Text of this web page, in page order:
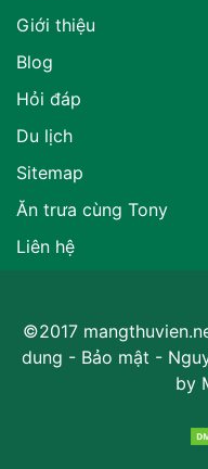
Giới thiệu
Blog
Hỏi đáp
Du lịch
Sitemap
Ăn trưa cùng Tony
Liên hệ
©2017
dung - Bảo mật -
by